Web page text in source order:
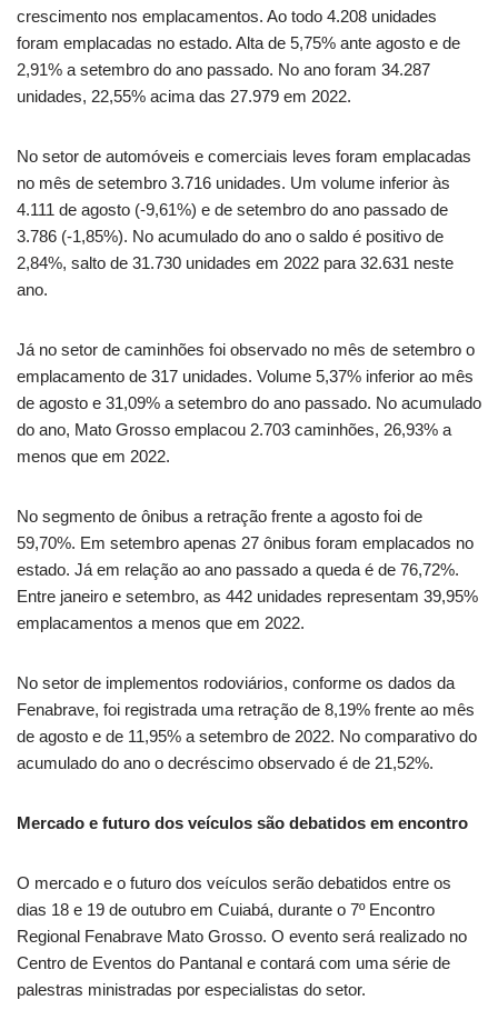
crescimento nos emplacamentos. Ao todo 4.208 unidades
foram emplacadas no estado. Alta de 5,75% ante agosto e de
2,91% a setembro do ano passado. No ano foram 34.287
unidades, 22,55% acima das 27.979 em 2022.
No setor de automóveis e comerciais leves foram emplacadas
no mês de setembro 3.716 unidades. Um volume inferior às
4.111 de agosto (-9,61%) e de setembro do ano passado de
3.786 (-1,85%). No acumulado do ano o saldo é positivo de
2,84%, salto de 31.730 unidades em 2022 para 32.631 neste
ano.
Já no setor de caminhões foi observado no mês de setembro o
emplacamento de 317 unidades. Volume 5,37% inferior ao mês
de agosto e 31,09% a setembro do ano passado. No acumulado
do ano, Mato Grosso emplacou 2.703 caminhões, 26,93% a
menos que em 2022.
No segmento de ônibus a retração frente a agosto foi de
59,70%. Em setembro apenas 27 ônibus foram emplacados no
estado. Já em relação ao ano passado a queda é de 76,72%.
Entre janeiro e setembro, as 442 unidades representam 39,95%
emplacamentos a menos que em 2022.
No setor de implementos rodoviários, conforme os dados da
Fenabrave, foi registrada uma retração de 8,19% frente ao mês
de agosto e de 11,95% a setembro de 2022. No comparativo do
acumulado do ano o decréscimo observado é de 21,52%.
Mercado e futuro dos veículos são debatidos em encontro
O mercado e o futuro dos veículos serão debatidos entre os
dias 18 e 19 de outubro em Cuiabá, durante o 7º Encontro
Regional Fenabrave Mato Grosso. O evento será realizado no
Centro de Eventos do Pantanal e contará com uma série de
palestras ministradas por especialistas do setor.